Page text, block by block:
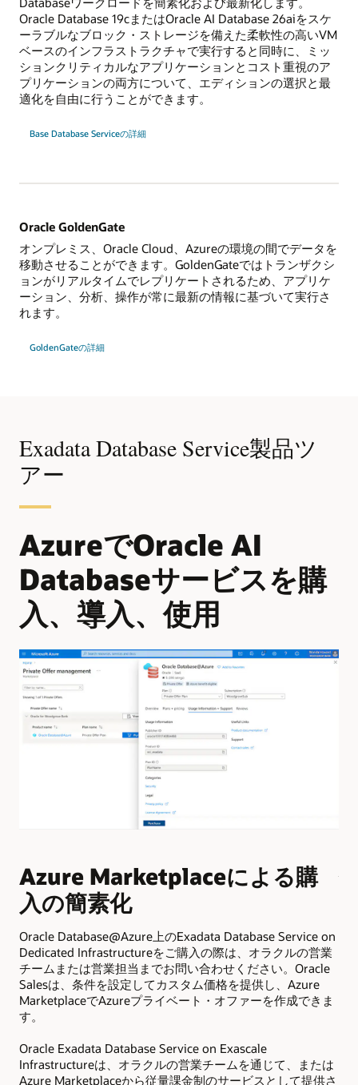
Oracle Database 19cまたはOracle AI Database 26aiをスケ
ーラブルなブロック・ストレージを備えた柔軟性の高いVM
ベースのインフラストラクチャで実行すると同時に、ミッ
ションクリティカルなアプリケーションとコスト重視のア
プリケーションの両方について、エディションの選択と最
適化を自由に行うことができます。
Base Database Serviceの詳細
Oracle GoldenGate
オンプレミス、Oracle Cloud、Azureの環境の間でデータを
移動させることができます。GoldenGateではトランザクシ
ョンがリアルタイムでレプリケートされるため、アプリケ
ーション、分析、操作が常に最新の情報に基づいて実行さ
れます。
GoldenGateの詳細
Exadata Database Service製品ツ
アー
AzureでOracle AI
Databaseサービスを購
入、導入、使用
Azure Marketplaceによる購
入の簡素化
Oracle Database@Azure上のExadata Database Service on
Dedicated Infrastructureをご購入の際は、オラクルの営業
チームまたは営業担当までお問い合わせください。Oracle
Salesは、条件を設定してカスタム価格を提供し、Azure
MarketplaceでAzureプライベート・オファーを作成できま
す。
Oracle Exadata Database Service on Exascale
Infrastructureは、オラクルの営業チームを通じて、または
Azure Marketplaceから従量課金制のサービスとして提供さ